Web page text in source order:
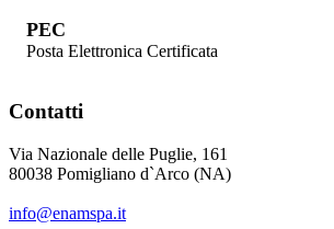
PEC
Posta Elettronica Certificata
Contatti
Via Nazionale delle Puglie, 161
80038 Pomigliano d`Arco (NA)
info@enamspa.it